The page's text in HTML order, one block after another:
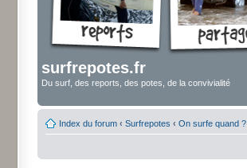
surfrepotes.fr
Du surf, des reports, des potes, de la convivialité
Index du forum ‹ Surfrepotes ‹ On surfe quand ?